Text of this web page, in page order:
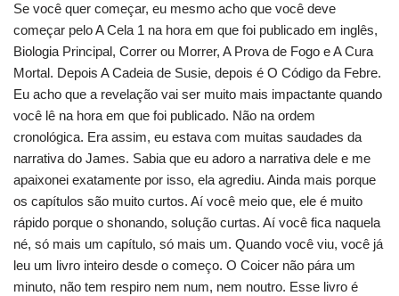
Se você quer começar, eu mesmo acho que você deve
começar pelo A Cela 1 na hora em que foi publicado em inglês,
Biologia Principal, Correr ou Morrer, A Prova de Fogo e A Cura
Mortal. Depois A Cadeia de Susie, depois é O Código da Febre.
Eu acho que a revelação vai ser muito mais impactante quando
você lê na hora em que foi publicado. Não na ordem
cronológica. Era assim, eu estava com muitas saudades da
narrativa do James. Sabia que eu adoro a narrativa dele e me
apaixonei exatamente por isso, ela agrediu. Ainda mais porque
os capítulos são muito curtos. Aí você meio que, ele é muito
rápido porque o shonando, solução curtas. Aí você fica naquela
né, só mais um capítulo, só mais um. Quando você viu, você já
leu um livro inteiro desde o começo. O Coicer não pára um
minuto, não tem respiro nem num, nem noutro. Esse livro é